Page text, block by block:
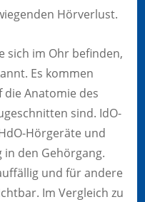
Hörverlust.
sich im Ohr befinden,
Es kommen
die Anatomie des
sind. IdO-
Hörgeräte und
den Gehörgang.
und für andere
Im Vergleich zu